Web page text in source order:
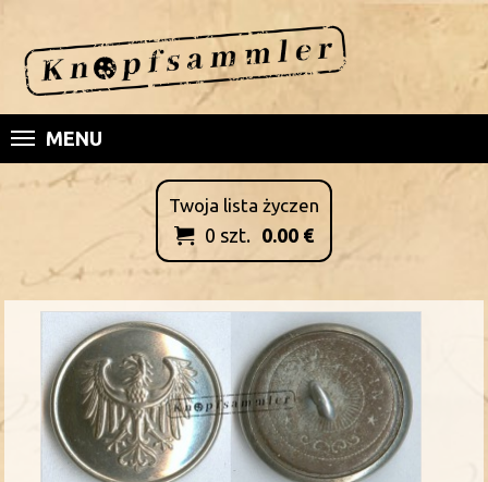
MENU
Twoja lista życzen
 0 szt. 0.00 €